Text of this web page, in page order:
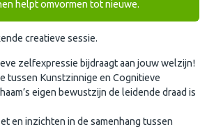
helpt omvormen tot nieuwe.
creatieve sessie.
zelfexpressie bijdraagt aan jouw welzijn!
tussen Kunstzinnige en Cognitieve
eigen bewustzijn de leidende draad is
en inzichten in de samenhang tussen